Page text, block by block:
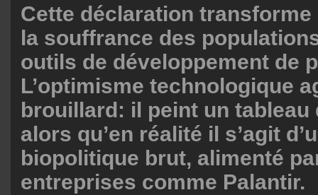
Cette déclaration transforme
la souffrance des
outils de développement de
L’optimisme technologique
brouillard: il peint un tableau
alors qu’en réalité il s’agit
biopolitique brut, alimenté
entreprises comme Palantir.